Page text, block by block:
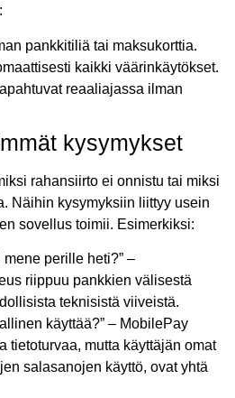
pankkitiliä tai maksukorttia.
kaikki väärinkäytökset.
reaaliajassa ilman
kysymykset
rahansiirto ei onnistu tai miksi
Näihin kysymyksiin liittyy usein
sovellus toimii. Esimerkiksi:
perille heti?” –
riippuu pankkien välisestä
teknisistä viiveistä.
käyttää?” – MobilePay
tietoturvaa, mutta käyttäjän omat
salasanojen käyttö, ovat yhtä